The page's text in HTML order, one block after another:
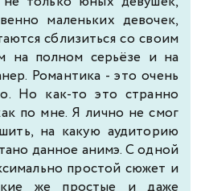
маленьких девочек,
сблизиться со своим
на полном серьёзе и на
Романтика - это очень
Но как-то это странно
по мне. Я лично не смог
на какую аудиторию
данное анимэ. С одной
простой сюжет и